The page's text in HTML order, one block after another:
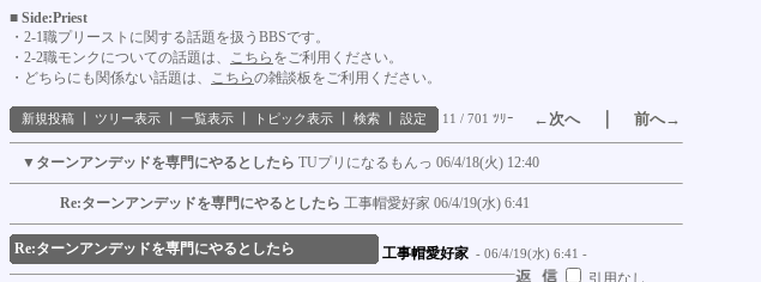
■ Side:Priest
・2-1職プリーストに関する話題を扱うBBSです。
・2-2職モンクについての話題は、 こちら をご利用ください。
・どちらにも関係ない話題は、 こちらの雑談板をご利用ください。
新規投稿 ツリー表示 一覧表示 トピック表示 検索 設定 11 / 701 ﾂﾘｰ ←次へ｜ 前へ→
▼ ターンアンデッドを専門にやるとしたら TUプリになるもんっ 06/4/18(火) 12:40
Re:ターンアンデッドを専門にやるとしたら 工事帽愛好家 06/4/19(水) 6:41
Re:ターンアンデッドを専門にやるとしたら 工事帽愛好家 - 06/4/19(水) 6:41 -
引用なし